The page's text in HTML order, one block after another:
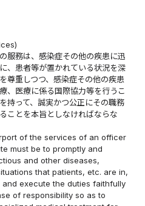
服務は、感染症その他の疾患に迅
、患者等が置かれている状況を深
尊重しつつ、感染症その他の疾患
、医療に係る国際協力等を行うこ
持って、誠実かつ公正にその職務
ことを本旨としなければならな
of the services of an officer
must be to promptly and
and other diseases,
that patients, etc. are in,
execute the duties faithfully
of responsibility so as to